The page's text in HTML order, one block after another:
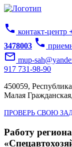
phone контакт-центр
3478003 phone
mail_outline mup-
917 731-98-90
450059,
Малая
ПРОВЕРЬ СВОЮ
Работу